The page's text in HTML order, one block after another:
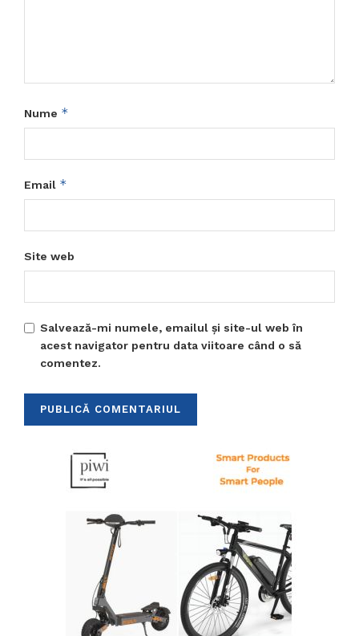
Nume *
Email *
Site web
Salvează-mi numele, emailul și site-ul web în
acest navigator pentru data viitoare când o să
comentez.